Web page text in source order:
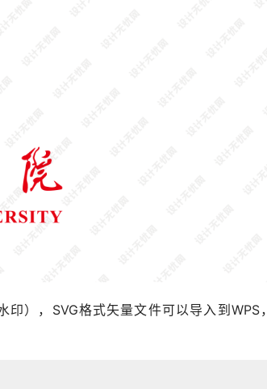
），SVG格式矢量文件可以导入到WPS，